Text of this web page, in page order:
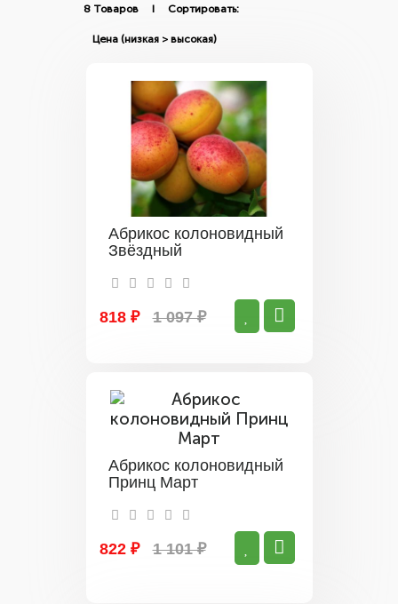
8 Товаров I Сортировать:
Абрикос колоновидный
Звёздный
818 ₽ 1 097 ₽
Абрикос колоновидный
Принц Март
822 ₽ 1 101 ₽